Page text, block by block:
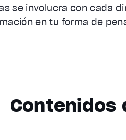
se involucra con cada
en tu forma de
Contenidos